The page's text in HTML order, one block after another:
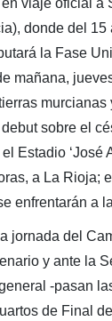
viaje oficial a
donde del 15
la Fase
mañana,
sobre el
Estadio ‘José
a La Rioja;
enfrentarán a
jornada del
y ante la
-pasan
de Final